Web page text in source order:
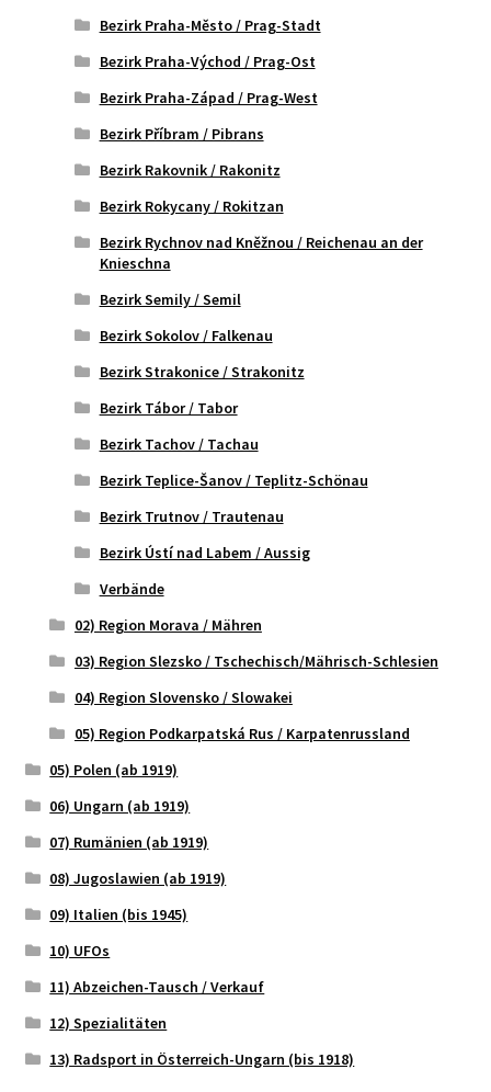
Bezirk Praha-Město / Prag-Stadt
Bezirk Praha-Východ / Prag-Ost
Bezirk Praha-Západ / Prag-West
Bezirk Příbram / Pibrans
Bezirk Rakovnik / Rakonitz
Bezirk Rokycany / Rokitzan
Bezirk Rychnov nad Kněžnou / Reichenau an der
Knieschna
Bezirk Semily / Semil
Bezirk Sokolov / Falkenau
Bezirk Strakonice / Strakonitz
Bezirk Tábor / Tabor
Bezirk Tachov / Tachau
Bezirk Teplice-Šanov / Teplitz-Schönau
Bezirk Trutnov / Trautenau
Bezirk Ústí nad Labem / Aussig
Verbände
02) Region Morava / Mähren
03) Region Slezsko / Tschechisch/Mährisch-Schlesien
04) Region Slovensko / Slowakei
05) Region Podkarpatská Rus / Karpatenrussland
05) Polen (ab 1919)
06) Ungarn (ab 1919)
07) Rumänien (ab 1919)
08) Jugoslawien (ab 1919)
09) Italien (bis 1945)
10) UFOs
11) Abzeichen-Tausch / Verkauf
12) Spezialitäten
13) Radsport in Österreich-Ungarn (bis 1918)